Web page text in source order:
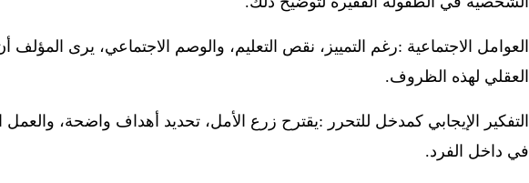
العوامل الاجتماعية :رغم التمييز، نقص التعليم، والوصم الاجتماعي، يرى المؤلف
العقلي لهذه الظروف.
التفكير الإيجابي كمدخل للتحرر :يقترح زرع الأمل، تحديد أهداف واضحة، والعمل
في داخل الفرد.